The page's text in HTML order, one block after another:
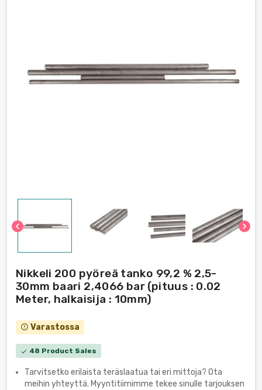
chevron_left chevron_right
Nikkeli 200 pyöreä tanko 99,2 % 2,5-
30mm baari 2,4066 bar (pituus : 0.02
Meter, halkaisija : 10mm)
error_outline Varastossa
check 48 Product Sales
Tarvitsetko erilaista teräslaatua tai eri mittoja? Ota
meihin yhteyttä. Myyntitiimimme tekee sinulle tarjouksen